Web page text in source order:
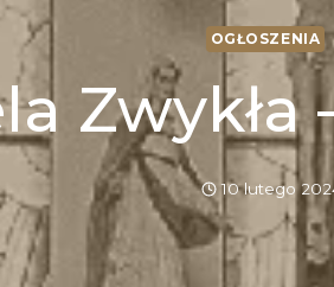
OGŁOSZENIA
Zwykła
10 lutego